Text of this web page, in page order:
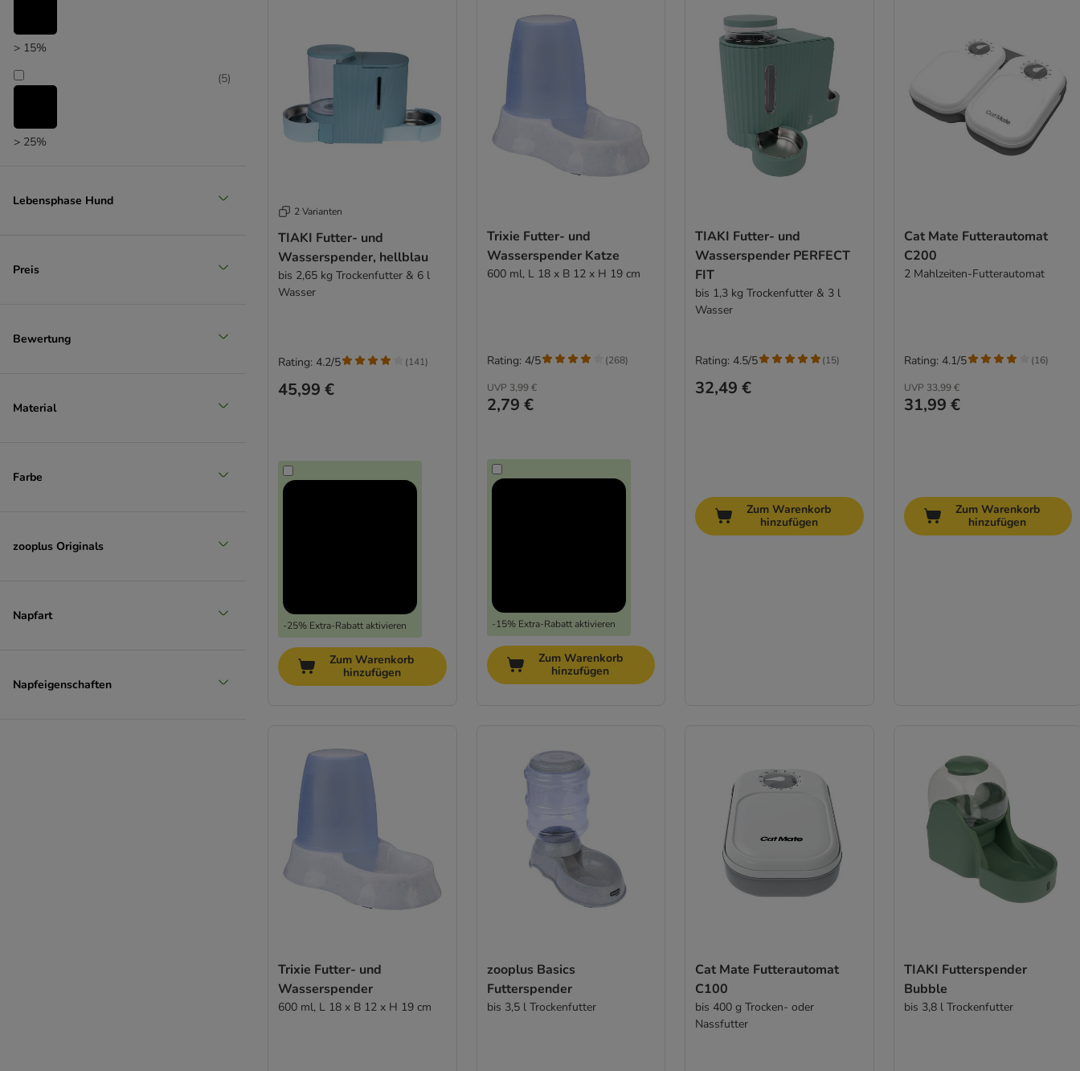
> 15%
> 25%
(5)
(1)
Lebensphase Hund
Preis
Bewertung
Material
Farbe
zooplus Originals
Napfart
Napfeigenschaften
2 Varianten
TIAKI Futter- und
Wasserspender, hellblau
bis 2,65 kg Trockenfutter & 6 l
Wasser
45,99 €
-25% Extra-Rabatt aktivieren
Rating: 4.2/5 (141)
Zum Warenkorb
hinzufügen
Trixie Futter- und
Wasserspender Katze
600 ml, L 18 x B 12 x H 19 cm
UVP 3,99 €
2,79 €
-15% Extra-Rabatt aktivieren
Rating: 4/5 (268)
Zum Warenkorb
hinzufügen
TIAKI Futter- und
Wasserspender PERFECT
FIT
bis 1,3 kg Trockenfutter & 3 l
Wasser
32,49 €
Rating: 4.5/5 (15)
Zum Warenkorb
hinzufügen
Cat Mate Futterautomat
C200
2 Mahlzeiten-Futterautomat
UVP 33,99 €
31,99 €
Rating: 4.1/5 (16)
Zum Warenkorb
hinzufügen
Trixie Futter- und
Wasserspender
600 ml, L 18 x B 12 x H 19 cm
zooplus Basics
Futterspender
bis 3,5 l Trockenfutter
Cat Mate Futterautomat
C100
bis 400 g Trocken- oder
Nassfutter
TIAKI Futterspender
Bubble
bis 3,8 l Trockenfutter